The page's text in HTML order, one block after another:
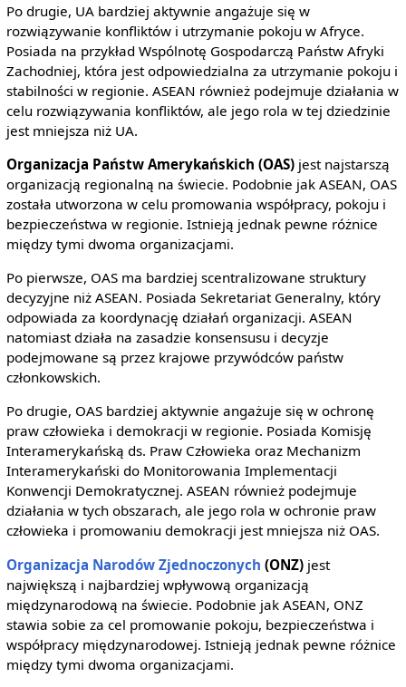
Po drugie, UA bardziej aktywnie angażuje się w
rozwiązywanie konfliktów i utrzymanie pokoju w Afryce.
Posiada na przykład Wspólnotę Gospodarczą Państw Afryki
Zachodniej, która jest odpowiedzialna za utrzymanie pokoju i
stabilności w regionie. ASEAN również podejmuje działania w
celu rozwiązywania konfliktów, ale jego rola w tej dziedzinie
jest mniejsza niż UA.
Organizacja Państw Amerykańskich (OAS)jest najstarszą
organizacją regionalną na świecie. Podobnie jak ASEAN, OAS
została utworzona w celu promowania współpracy, pokoju i
bezpieczeństwa w regionie. Istnieją jednak pewne różnice
między tymi dwoma organizacjami.
Po pierwsze, OAS ma bardziej scentralizowane struktury
decyzyjne niż ASEAN. Posiada Sekretariat Generalny, który
odpowiada za koordynację działań organizacji. ASEAN
natomiast działa na zasadzie konsensusu i decyzje
podejmowane są przez krajowe przywódców państw
członkowskich.
Po drugie, OAS bardziej aktywnie angażuje się w ochronę
praw człowieka i demokracji w regionie. Posiada Komisję
Interamerykańską ds. Praw Człowieka oraz Mechanizm
Interamerykański do Monitorowania Implementacji
Konwencji Demokratycznej. ASEAN również podejmuje
działania w tych obszarach, ale jego rola w ochronie praw
człowieka i promowaniu demokracji jest mniejsza niż OAS.
Organizacja Narodów Zjednoczonych (ONZ)jest
największą i najbardziej wpływową organizacją
międzynarodową na świecie. Podobnie jak ASEAN, ONZ
stawia sobie za cel promowanie pokoju, bezpieczeństwa i
współpracy międzynarodowej. Istnieją jednak pewne różnice
między tymi dwoma organizacjami.